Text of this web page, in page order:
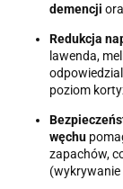
demencji
Redukcja
lawenda,
poziom
węchu
zapachów,
(wykrywanie